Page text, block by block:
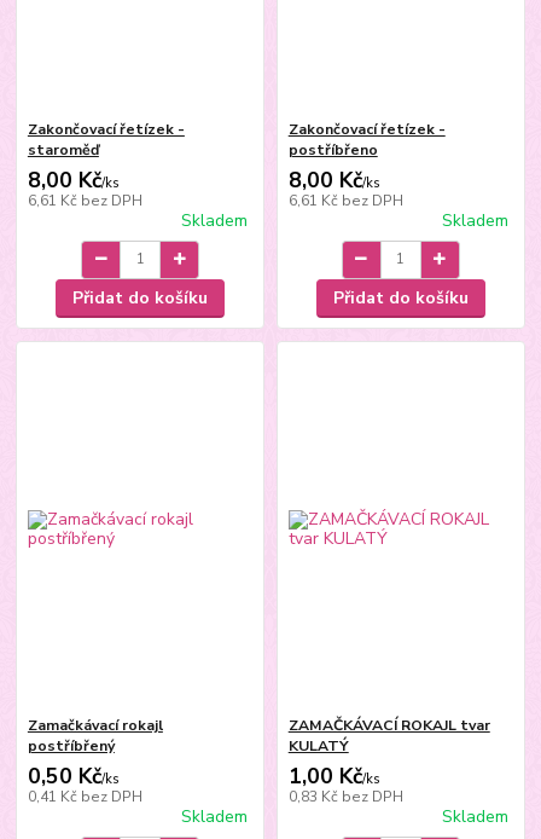
Zakončovací řetízek -
staroměď
8,00 Kč/ks
6,61 Kč bez DPH
Skladem
Přidat do košíku
Zakončovací řetízek -
postříbřeno
8,00 Kč/ks
6,61 Kč bez DPH
Skladem
Přidat do košíku
Zamačkávací rokajl
postříbřený
0,50 Kč/ks
0,41 Kč bez DPH
Skladem
ZAMAČKÁVACÍ ROKAJL tvar
KULATÝ
1,00 Kč/ks
0,83 Kč bez DPH
Skladem